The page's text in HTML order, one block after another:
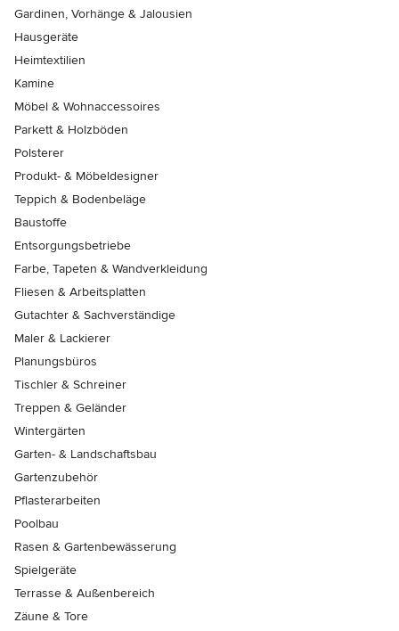
Gardinen, Vorhänge & Jalousien
Hausgeräte
Heimtextilien
Kamine
Möbel & Wohnaccessoires
Parkett & Holzböden
Polsterer
Produkt- & Möbeldesigner
Teppich & Bodenbeläge
Baustoffe
Entsorgungsbetriebe
Farbe, Tapeten & Wandverkleidung
Fliesen & Arbeitsplatten
Gutachter & Sachverständige
Maler & Lackierer
Planungsbüros
Tischler & Schreiner
Treppen & Geländer
Wintergärten
Garten- & Landschaftsbau
Gartenzubehör
Pflasterarbeiten
Poolbau
Rasen & Gartenbewässerung
Spielgeräte
Terrasse & Außenbereich
Zäune & Tore